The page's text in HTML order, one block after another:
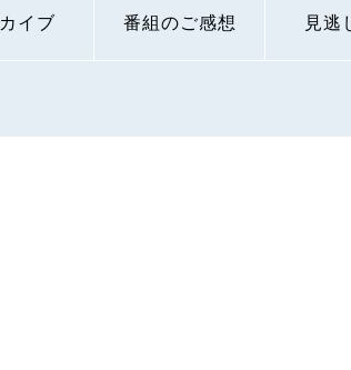
イブ 番組のご感想 見逃